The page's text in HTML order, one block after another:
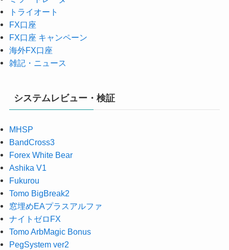
トライオート
FX口座
FX口座 キャンペーン
海外FX口座
雑記・ニュース
システムレビュー・検証
MHSP
BandCross3
Forex White Bear
Ashika V1
Fukurou
Tomo BigBreak2
窓埋めEAプラスアルファ
ナイトゼロFX
Tomo ArbMagic Bonus
PegSystem ver2